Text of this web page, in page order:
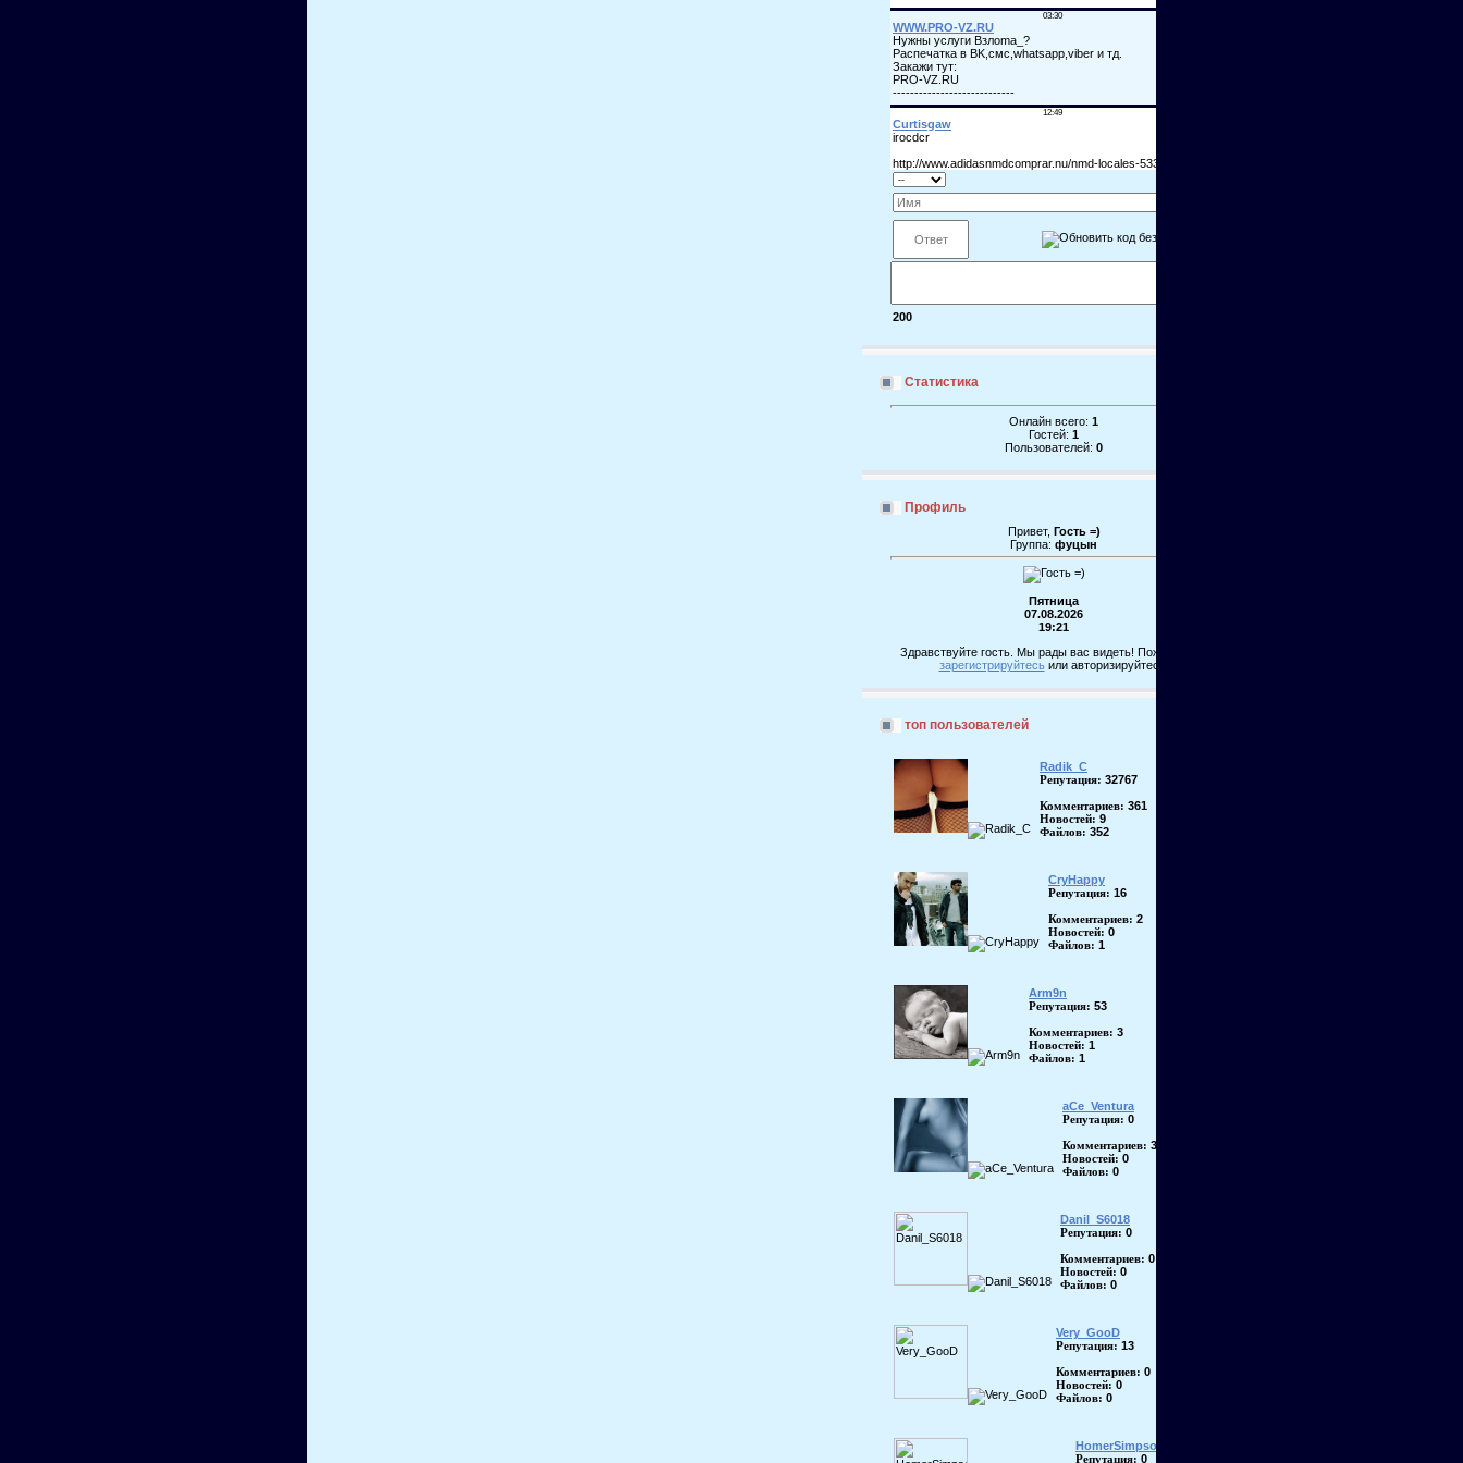
200
Статистика
Онлайн всего: 1
Гостей: 1
Пользователей: 0
Профиль
Привет, Гость =)
Группа: фуцын
Пятница
07.08.2026
19:21
Здравствуйте гость. Мы рады вас видеть! Пожалуйста,
зарегистрируйтесьили авторизируйтесь!
топ пользователей
Radik_C
Репутация: 32767
Комментариев: 361
Новостей: 9
Файлов: 352
CryHappy
Репутация: 16
Комментариев: 2
Новостей: 0
Файлов: 1
Arm9n
Репутация: 53
Комментариев: 3
Новостей: 1
Файлов: 1
aCe_Ventura
Репутация: 0
Комментариев: 3
Новостей: 0
Файлов: 0
Danil_S6018
Репутация: 0
Комментариев: 0
Новостей: 0
Файлов: 0
Very_GooD
Репутация: 13
Комментариев: 0
Новостей: 0
Файлов: 0
HomerSimpson
Репутация: 0